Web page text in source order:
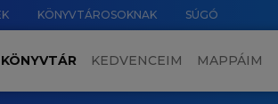
KÖNYVTÁROSOKNAK SÚGÓ
KÖNYVTÁR KEDVENCEIM MAPPÁIM